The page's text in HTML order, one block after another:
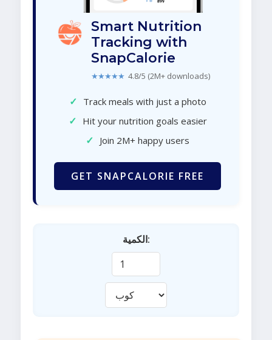
Smart Nutrition
Tracking with
SnapCalorie
★★★★★ 4.8/5 (2M+ downloads)
✓ Track meals with just a photo
✓ Hit your nutrition goals easier
✓ Join 2M+ happy users
GET SNAPCALORIE FREE
الكمية: